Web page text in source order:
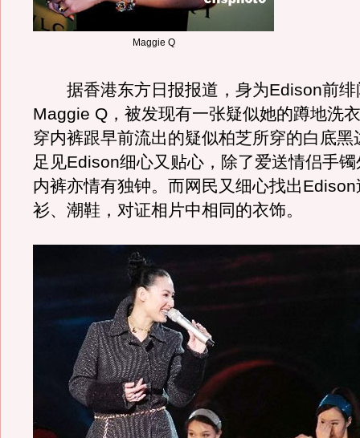
Maggie Q
据香港东方日报报道，身为Edison前绯
Maggie Q，被发现有一张疑似她的蹲地洗
穿内裤跟早前流出的疑似柏芝所穿的白底黑
足见Edison细心又贴心，除了爱送情侣手
内裤亦情有独钟。而网民又细心找出
衫、潮鞋，对证相片中相同的衣饰。